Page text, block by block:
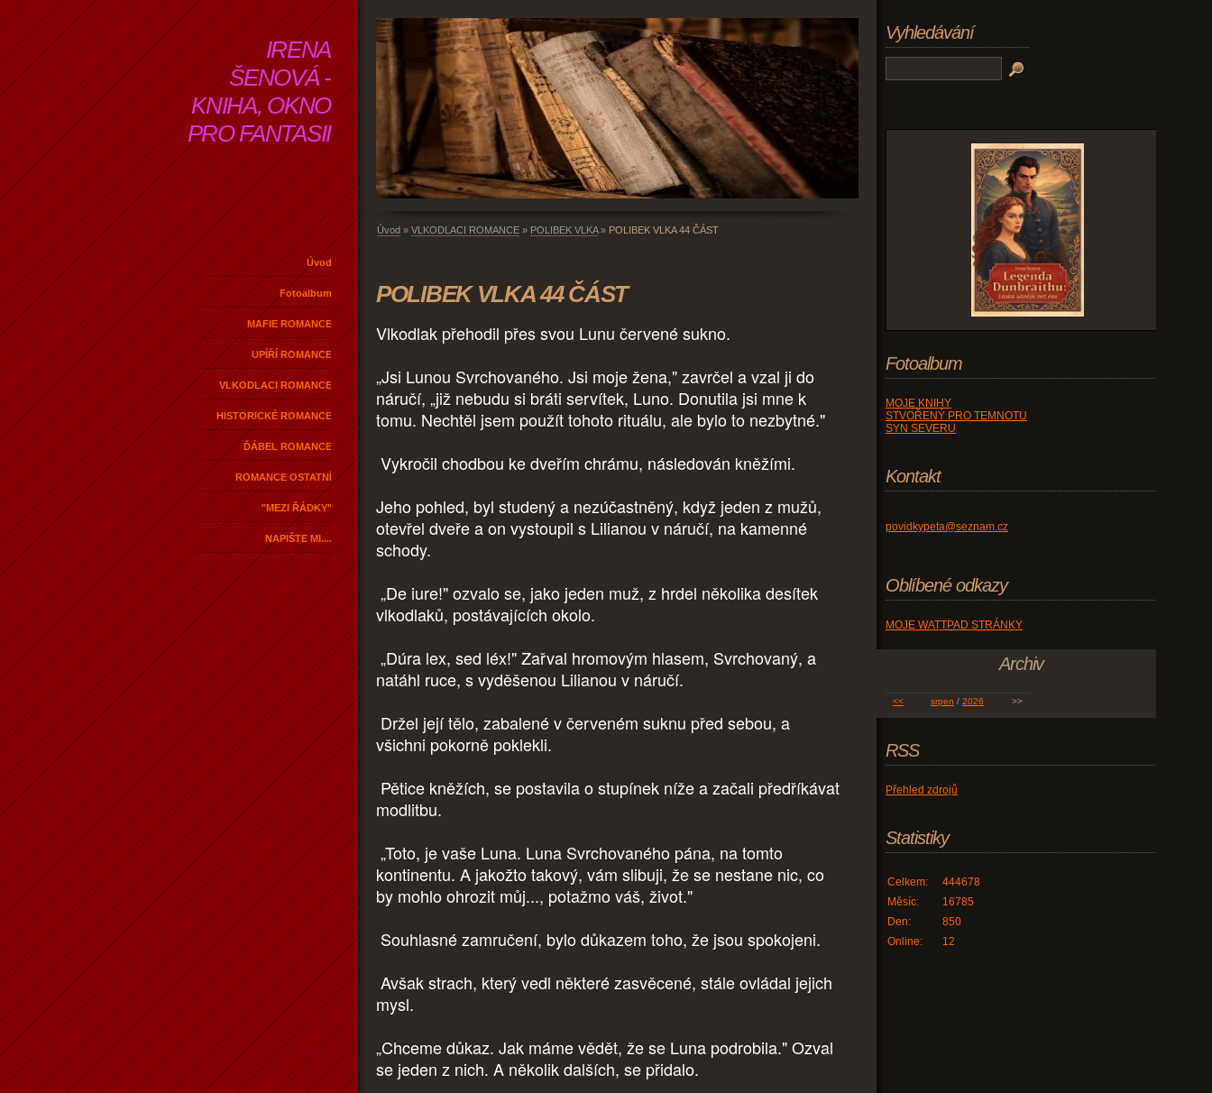
IRENA
ŠENOVÁ -
KNIHA, OKNO
PRO FANTASII
Úvod
Fotoalbum
MAFIE ROMANCE
UPÍŘÍ ROMANCE
VLKODLACI ROMANCE
HISTORICKÉ ROMANCE
ĎÁBEL ROMANCE
ROMANCE OSTATNÍ
"MEZI ŘÁDKY"
NAPIŠTE MI....
Úvod » VLKODLACI ROMANCE » POLIBEK VLKA» POLIBEK VLKA 44 ČÁST
POLIBEK VLKA 44 ČÁST
Vlkodlak přehodil přes svou Lunu červené sukno.
„Jsi Lunou Svrchovaného. Jsi moje žena," zavrčel a vzal ji do
náručí, „již nebudu si bráti servítek, Luno. Donutila jsi mne k
tomu. Nechtěl jsem použít tohoto rituálu, ale bylo to nezbytné."
Vykročil chodbou ke dveřím chrámu, následován kněžími.
Jeho pohled, byl studený a nezúčastněný, když jeden z mužů,
otevřel dveře a on vystoupil s Lilianou v náručí, na kamenné
schody.
„De iure!" ozvalo se, jako jeden muž, z hrdel několika desítek
vlkodlaků, postávajících okolo.
„Dúra lex, sed léx!" Zařval hromovým hlasem, Svrchovaný, a
natáhl ruce, s vyděšenou Lilianou v náručí.
Držel její tělo, zabalené v červeném suknu před sebou, a
všichni pokorně poklekli.
Pětice kněžích, se postavila o stupínek níže a začali předříkávat
modlitbu.
„Toto, je vaše Luna. Luna Svrchovaného pána, na tomto
kontinentu. A jakožto takový, vám slibuji, že se nestane nic, co
by mohlo ohrozit můj..., potažmo váš, život."
Souhlasné zamručení, bylo důkazem toho, že jsou spokojeni.
Avšak strach, který vedl některé zasvěcené, stále ovládal jejich
mysl.
„Chceme důkaz. Jak máme vědět, že se Luna podrobila." Ozval
se jeden z nich. A několik dalších, se přidalo.
Vyhledávání
Fotoalbum
MOJE KNIHY
STVOŘENÝ PRO TEMNOTU
SYN SEVERU
Kontakt
povidkypeta@seznam.cz
Oblíbené odkazy
MOJE WATTPAD STRÁNKY
Archiv
<< srpen / 2026 >>
RSS
Přehled zdrojů
Statistiky
Online: 12
Celkem:
444678
Měsíc:
16785
Den:
850